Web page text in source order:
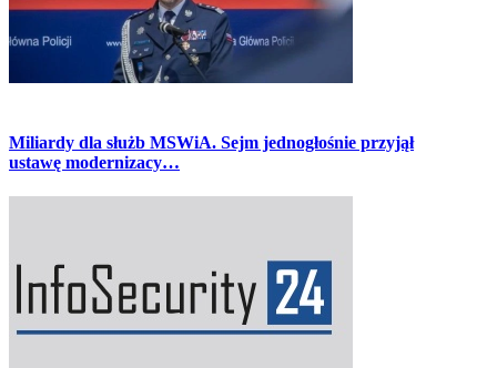
Miliardy dla służb MSWiA. Sejm jednogłośnie przyjął
ustawę modernizacy…